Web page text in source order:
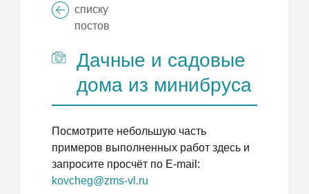
списку
постов
Дачные и садовые
дома из минибруса
Посмотрите небольшую часть
примеров выполненных работ здесь и
запросите просчёт по E-mail:
kovcheg@zms-vl.ru